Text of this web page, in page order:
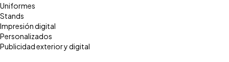
Uniformes
Stands
Impresión digital
Personalizados
Publicidad exterior y digital